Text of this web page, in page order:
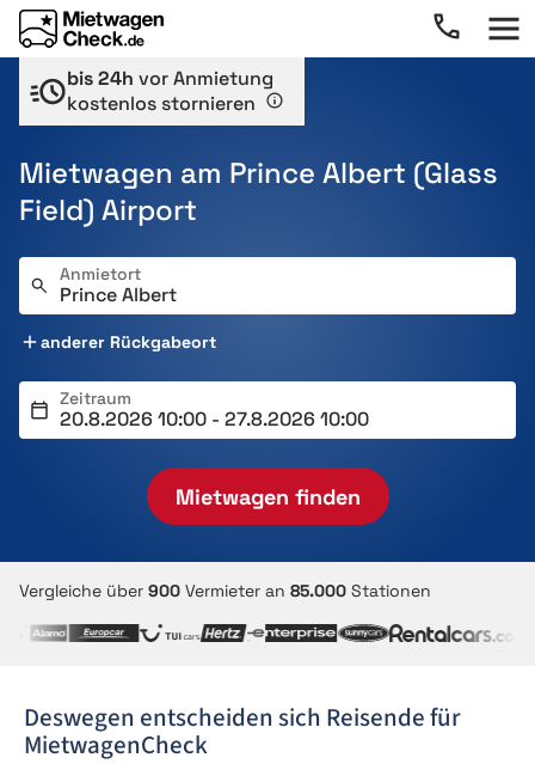
bis 24h vor Anmietung
kostenlos stornieren
Mietwagen am Prince Albert (Glass
Field) Airport
Anmietort
anderer Rückgabeort
Zeitraum
Mietwagen finden
Vergleiche über 900 Vermieter an 85.000 Stationen
Deswegen entscheiden sich Reisende für
MietwagenCheck